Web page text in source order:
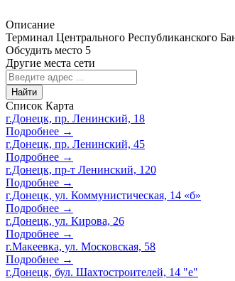
Описание
Терминал Центрального Республиканского
Обсудить место 5
Другие места сети
Найти
Список Карта
г.Донецк, пр. Ленинский, 18
Подробнее →
г.Донецк, пр. Ленинский, 45
Подробнее →
г.Донецк, пр-т Ленинский, 120
Подробнее →
г.Донецк, ул. Коммунистическая, 14 «б»
Подробнее →
г.Донецк, ул. Кирова, 26
Подробнее →
г.Макеевка, ул. Московская, 58
Подробнее →
г.Донецк, бул. Шахтостроителей, 14 "е"